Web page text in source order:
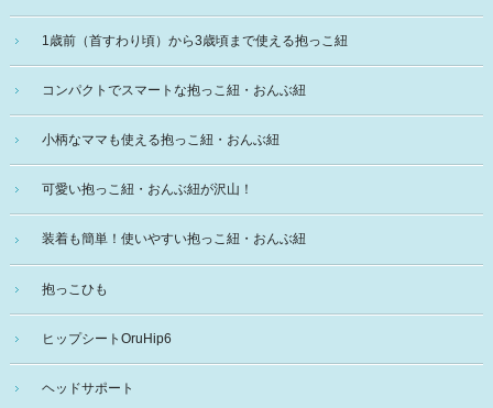
1歳前（首すわり頃）から3歳頃まで使える抱っこ紐
コンパクトでスマートな抱っこ紐・おんぶ紐
小柄なママも使える抱っこ紐・おんぶ紐
可愛い抱っこ紐・おんぶ紐が沢山！
装着も簡単！使いやすい抱っこ紐・おんぶ紐
抱っこひも
ヒップシートOruHip6
ヘッドサポート